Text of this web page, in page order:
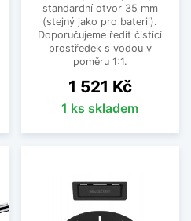
standardní otvor 35 mm
(stejný jako pro baterii).
Doporučujeme ředit čistící
prostředek s vodou v
poměru 1:1.
Cena
1 521 Kč
1 ks skladem